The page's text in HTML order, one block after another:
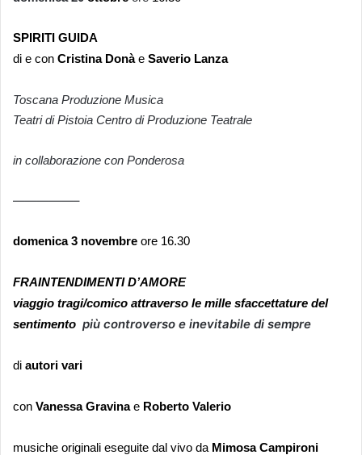
SPIRITI GUIDA
di e con Cristina Donàe Saverio Lanza
Toscana Produzione Musica
Teatri di Pistoia Centro di Produzione Teatrale
in collaborazione con Ponderosa
—————–
domenica 3 novembre ore 16.30
FRAINTENDIMENTI D’AMORE
viaggio tragi/comico attraverso le mille sfaccettature del
sentimento più controverso e inevitabile di sempre
di autori vari
con Vanessa Gravinae Roberto Valerio
musiche originali eseguite dal vivo da Mimosa Campironi